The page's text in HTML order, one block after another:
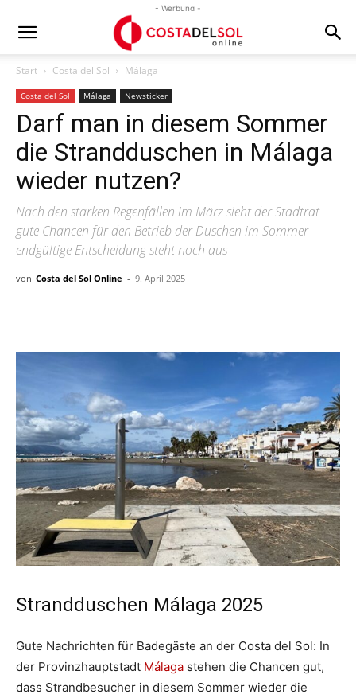
- Werbung -
Start Costa del Sol Málaga
Costa del Sol Málaga Newsticker
Darf man in diesem Sommer
die Strandduschen in Málaga
wieder nutzen?
Nach den starken Regenfällen im März sieht der Stadtrat
gute Chancen für den Betrieb der Duschen im Sommer –
endgültige Entscheidung steht noch aus
von Costa del Sol Online - 9. April 2025
Strandduschen Málaga 2025
Gute Nachrichten für Badegäste an der Costa del Sol: In
der Provinzhauptstadt Málaga stehen die Chancen gut,
dass Strandbesucher in diesem Sommer wieder die